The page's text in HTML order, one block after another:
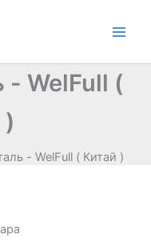
- WelFull (
- WelFull ( Китай )